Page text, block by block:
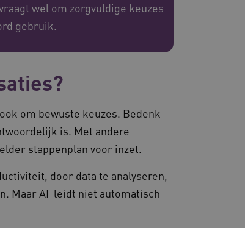
wel om zorgvuldige keuzes
gebruik.
om bewuste keuzes. Bedenk
is. Met andere
stappenplan voor inzet.
door data te analyseren,
Maar AI leidt niet automatisch